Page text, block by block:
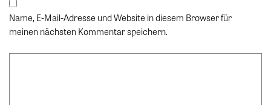
Name, E-Mail-Adresse und Website in diesem Browser für
meinen nächsten Kommentar speichern.